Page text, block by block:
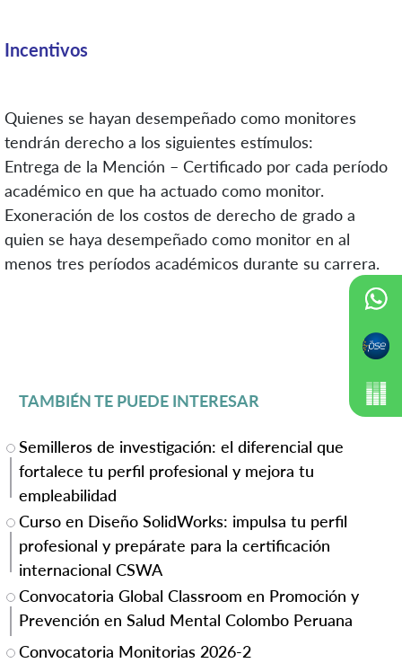
Incentivos
Quienes se hayan desempeñado como monitores
tendrán derecho a los siguientes estímulos:
Entrega de la Mención – Certificado por cada período
académico en que ha actuado como monitor.
Exoneración de los costos de derecho de grado a
quien se haya desempeñado como monitor en al
menos tres períodos académicos durante su carrera.
TAMBIÉN TE PUEDE INTERESAR
Semilleros de investigación: el diferencial que
fortalece tu perfil profesional y mejora tu
empleabilidad
Curso en Diseño SolidWorks: impulsa tu perfil
profesional y prepárate para la certificación
internacional CSWA
Convocatoria Global Classroom en Promoción y
Prevención en Salud Mental Colombo Peruana
Convocatoria Monitorias 2026-2